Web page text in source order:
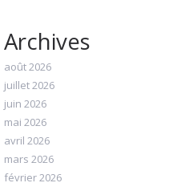
Archives
août 2026
juillet 2026
juin 2026
mai 2026
avril 2026
mars 2026
février 2026